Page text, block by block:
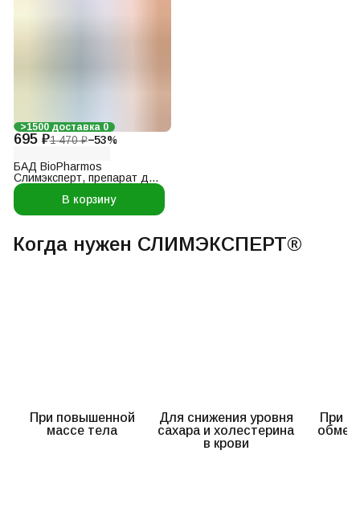
>1500 доставка 0
695 ₽1 470 ₽−53%
БАД BioPharmos
Слимэксперт, препарат для
регулирования общей
массы тела,
жиросжигатель, витамины
В корзину
Когда нужен СЛИМЭКСПЕРТ®
При повышенной
массе тела
Для снижения уровня
сахара и холестерина
в крови
При